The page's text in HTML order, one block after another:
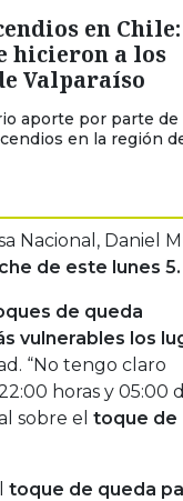
en Chile:
hicieron a los
Valparaíso
aporte por parte de
en la región
Nacional, Daniel
de este lunes 5.
de queda
vulnerables los
“No tengo claro
horas y 05:00
sobre el toque de
toque de queda